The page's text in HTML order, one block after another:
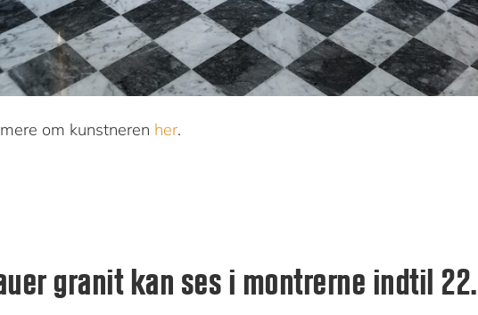
om kunstneren her.
granit kan ses i montrerne indtil